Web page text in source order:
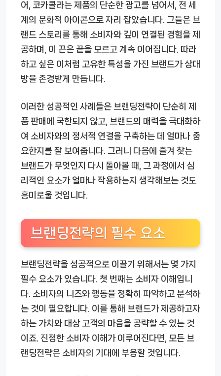
어, 코카콜라는 제품의 단순한 광고를 넘어서, 전 세
계의 문화적 아이콘으로 자리 잡았습니다. 그들은 브
랜드 스토리를 통해 소비자와 깊이 연결된 경험을 제
공하며, 이 끈은 끝을 모르고 계속 이어집니다. 따라
하고 싶은 이처럼 고유한 특성을 가진 브랜드가 상대
방을 존경받게 만듭니다.
이러한 성공적인 사례들은 브랜딩전략이 단순히 제
품 판매에 국한되지 않고, 브랜드의 매력을 극대화하
여 소비자와의 정서적 연결을 구축하는 데 얼마나 중
요한지를 잘 보여줍니다. 그러니 다음에 즐겨 찾는
브랜드가 무엇인지 다시 돌아볼 때, 그 과정에서 심
리적인 요소가 얼마나 작용하는지 생각해보는 것도
흥미로울 것입니다.
브랜딩전략의 필수 요소
브랜딩전략을 성공적으로 이끌기 위해서는 몇 가지
필수 요소가 있습니다. 첫 번째는 소비자 이해입니
다. 소비자의 니즈와 행동을 정확히 파악하고 분석하
는 것이 필요합니다. 이를 통해 브랜드가 제공하고자
하는 가치와 대상 고객의 마음을 공략할 수 있는 것
이죠. 진정한 소비자 이해가 이루어진다면, 모든 브
랜딩전략은 소비자의 기대에 부응할 것입니다.